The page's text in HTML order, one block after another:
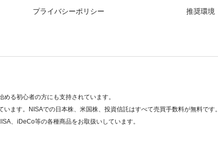
プライバシーポリシー 推奨環境
る初心者の方にも支持されています。
ます。NISAでの日本株、米国株、投資信託はすべて売買手数料が無料です。
、iDeCo等の各種商品をお取扱いしています。